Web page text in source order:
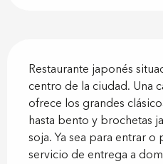
Restaurante japonés
centro de la ciudad. Una
ofrece los grandes
hasta bento y brochetas
soja. Ya sea para entrar o
servicio de entrega a